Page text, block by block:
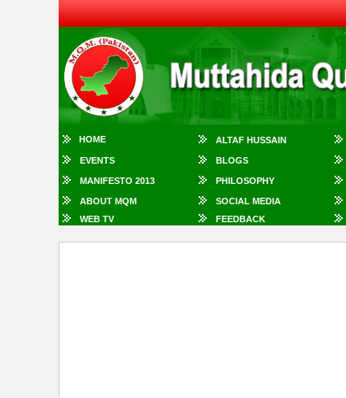
HOME ALTAF HUSSAIN
EVENTS BLOGS
MANIFESTO 2013 PHILOSOPHY
ABOUT MQM SOCIAL MEDIA
WEB TV
FEEDBACK